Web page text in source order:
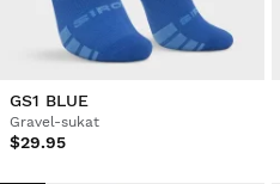
GS1 BLUE
Gravel-sukat
$29.95